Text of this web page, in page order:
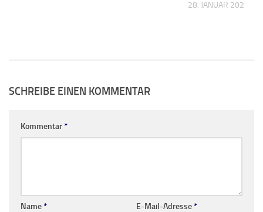
28. JANUAR 2023
SCHREIBE EINEN KOMMENTAR
Kommentar*
Name* E-Mail-Adresse*